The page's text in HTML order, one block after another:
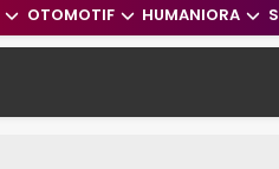
OTOMOTIF HUMANIORA